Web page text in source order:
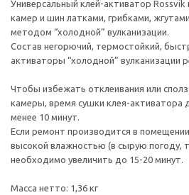
Универсальный клей-активатор
камер и шин латками, грибками,
методом “холодной” вулканизации.
Состав негорючий, термостойкий,
активаторы “холодной” вулканизации
Чтобы избежать отклеивания или
камеры, время сушки клея-активатора
менее 10 минут.
Если ремонт производится в
высокой влажностью (в сырую погоду,
необходимо увеличить до 15-20 минут.
Масса нетто: 1,36 кг